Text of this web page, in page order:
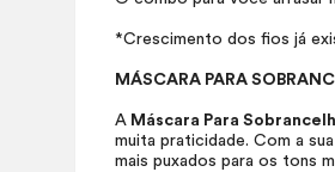
*Crescimento dos fios já
MÁSCARA PARA
A Máscara Para
muita praticidade. Com a
mais puxados para os tons